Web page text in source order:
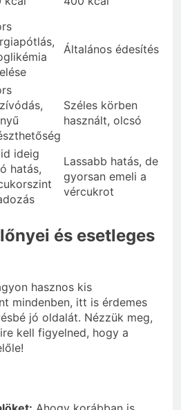
Általános édesítés
Széles körben
használt, olcsó
ideig
hatás,
Lassabb hatás, de
gyorsan emeli a
vércukrot
és esetleges
hasznos kis
mindenben, itt is érdemes
jó oldalát. Nézzük meg,
kell figyelned, hogy a